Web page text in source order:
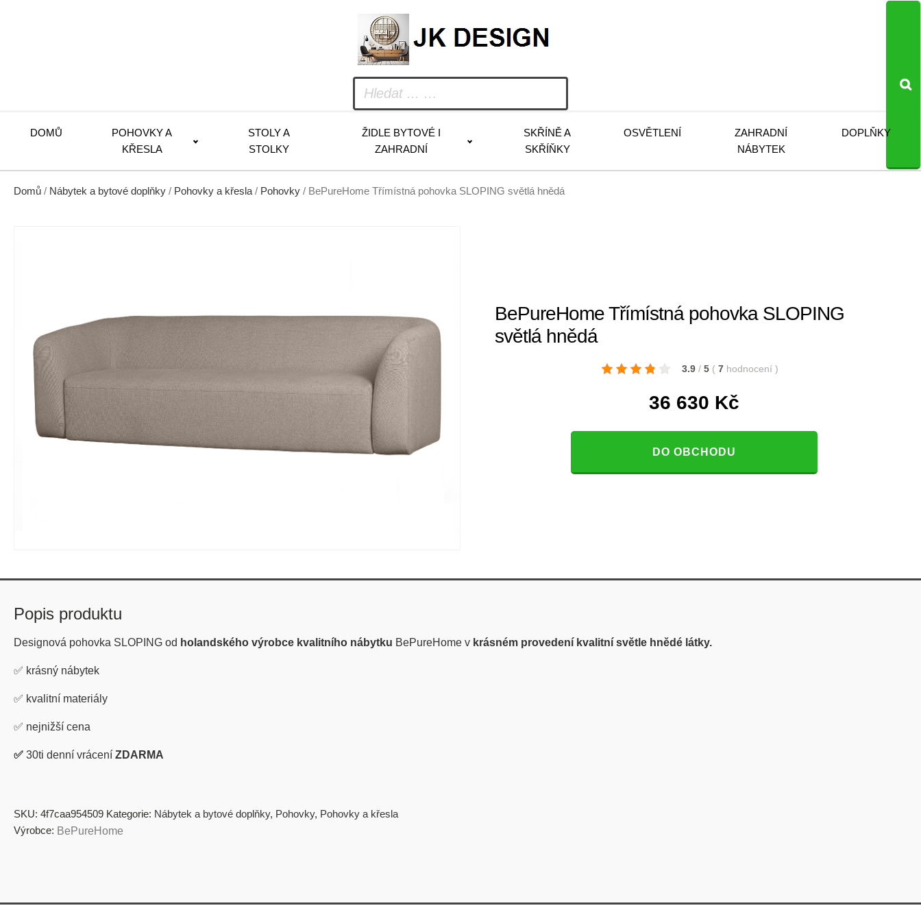
DOMŮ
POHOVKY A
KŘESLA
STOLY A
STOLKY
ŽIDLE BYTOVÉ I
ZAHRADNÍ
SKŘÍNĚ A
SKŘÍŇKY
OSVĚTLENÍ
ZAHRADNÍ
NÁBYTEK
DOPLŇKY
Domů / Nábytek a bytové doplňky / Pohovky a křesla / Pohovky / BePureHome Třímístná pohovka SLOPING světlá hnědá
BePureHome Třímístná pohovka SLOPING
světlá hnědá
3.9 / 5 ( 7 hodnocení )
36 630 Kč
DO OBCHODU
Popis produktu
Designová pohovka SLOPING od holandského výrobce kvalitního nábytku BePureHome v krásném provedení kvalitní světle hnědé látky.
✅ krásný nábytek
✅ kvalitní materiály
✅ nejnižší cena
✅ 30ti denní vrácení ZDARMA
SKU: 4f7caa954509 Kategorie: Nábytek a bytové doplňky, Pohovky, Pohovky a křesla
Výrobce: BePureHome